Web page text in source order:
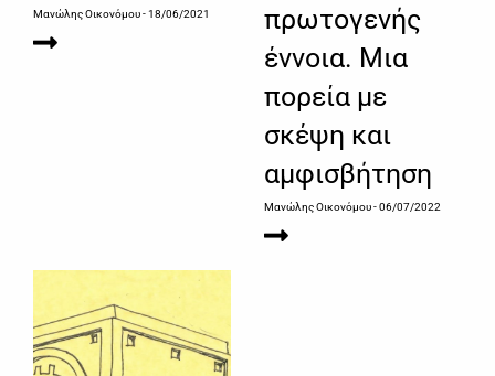
Μανώλης Οικονόμου- 18/06/2021
πρωτογενής
έννοια. Μια
πορεία με
σκέψη και
αμφισβήτηση
Μανώλης Οικονόμου- 06/07/2022